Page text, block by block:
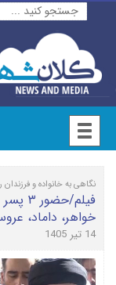
نگاهی به خانواده و فرزندان
خواهر، داماد،
14 تیر 1405